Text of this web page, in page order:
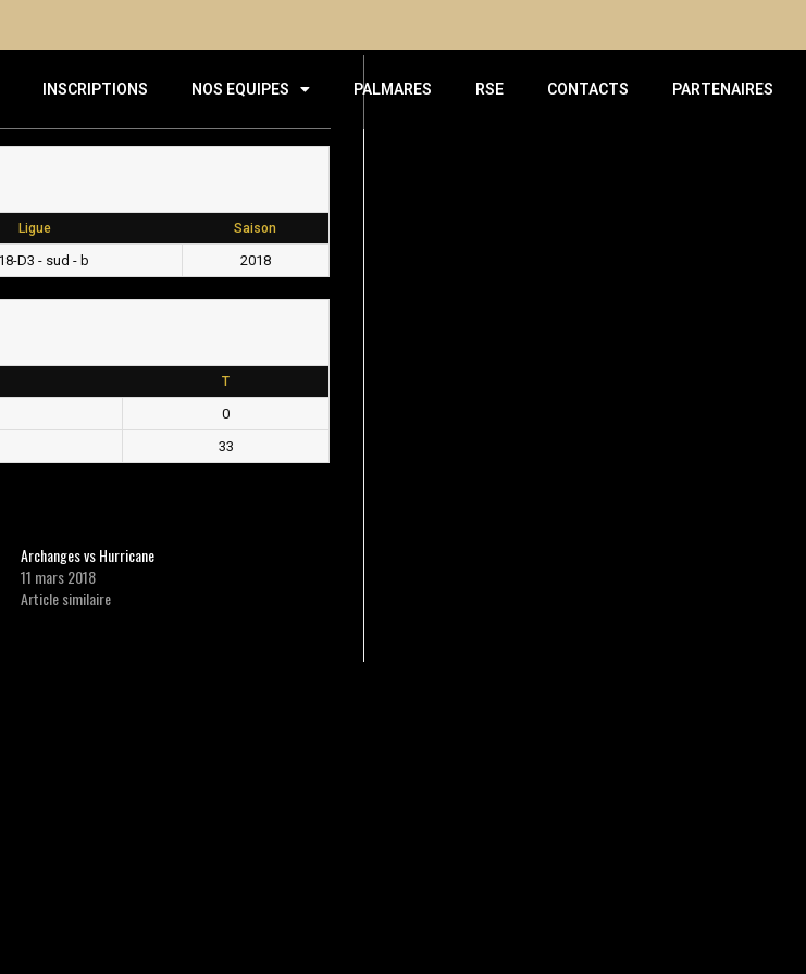
INSCRIPTIONS NOS EQUIPES PALMARES RSE CONTACTS PARTENAIRES
Ligue Saison
D3 - sud - b 2018
T
0
33
Archanges vs Hurricane
11 mars 2018
Article similaire